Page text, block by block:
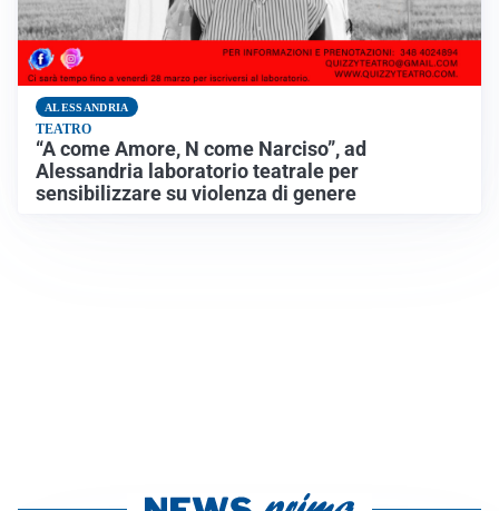
ALESSANDRIA
TEATRO
“A come Amore, N come Narciso”, ad
Alessandria laboratorio teatrale per
sensibilizzare su violenza di genere